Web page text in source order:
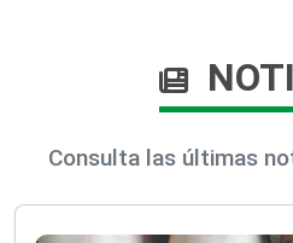
Consulta las últimas